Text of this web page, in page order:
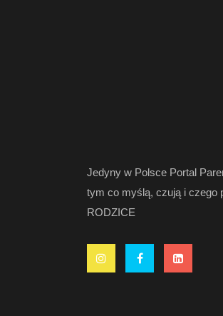
Jedyny w Polsce Portal
tym co myślą, czują i czego
RODZICE